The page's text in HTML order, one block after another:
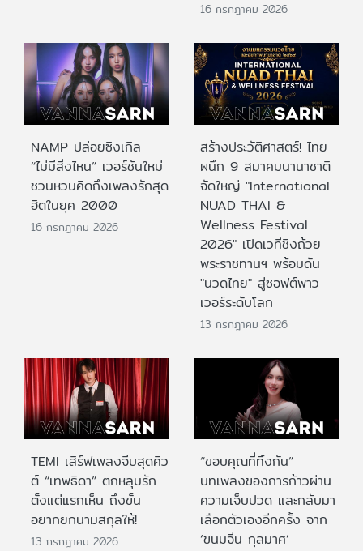
16 กรกฎาคม 2026
NAMP ปล่อยซิงเกิล
“ไม่มีสิ่งไหน” เวอร์ชันใหม่
ชวนหวนคิดถึงเพลงรักสุด
ฮิตในยุค 2000
16 กรกฎาคม 2026
สร้างประวัติศาสตร์! ไทย
ผนึก 9 สมาคมนานาชาติ
จัดใหญ่ "International
NUAD THAI &
Wellness Festival
2026" เปิดเวทีชิงถ้วย
พระราชทานฯ พร้อมดัน
"นวดไทย" สู่ซอฟต์พาว
เวอร์ระดับโลก
13 กรกฎาคม 2026
TEMI เสิร์ฟเพลงจีบสุดคิว
ต์ “เทพธิดา” ตกหลุมรัก
ตั้งแต่แรกเห็น ถึงขั้น
อยากยกนามสกุลให้!
13 กรกฎาคม 2026
“ขอบคุณที่ทิ้งกัน”
บทเพลงของการก้าวผ่าน
ความเจ็บปวด และกลับมา
เลือกตัวเองอีกครั้ง จาก
‘ขนมจีน กุลมาศ’